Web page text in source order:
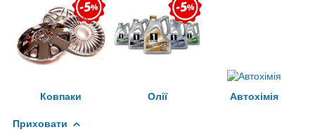
Ковпаки Олії Автохімія
Приховати